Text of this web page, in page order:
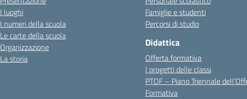
I luoghi
I numeri della scuola
Le carte della scuola
Organizzazione
La storia
Famiglie e studenti
Percorsi di studio
Didattica
Offerta formativa
I progetti delle classi
PTOF – Piano Triennale
Formativa